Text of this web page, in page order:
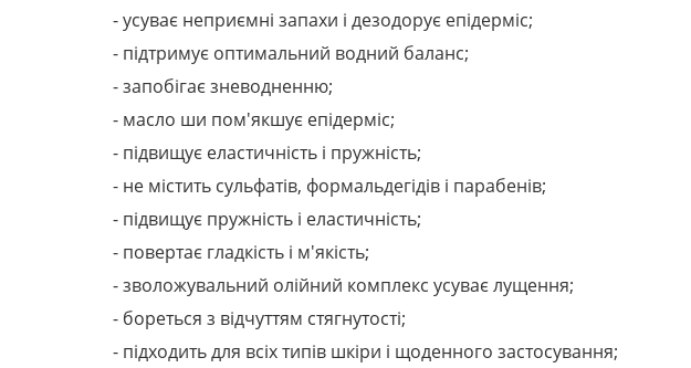
- усуває неприємні запахи і дезодорує епідерміс;
- підтримує оптимальний водний баланс;
- запобігає зневодненню;
- масло ши пом'якшує епідерміс;
- підвищує еластичність і пружність;
- не містить сульфатів, формальдегідів і парабенів;
- підвищує пружність і еластичність;
- повертає гладкість і м'якість;
- зволожувальний олійний комплекс усуває лущення;
- бореться з відчуттям стягнутості;
- підходить для всіх типів шкіри і щоденного застосування;